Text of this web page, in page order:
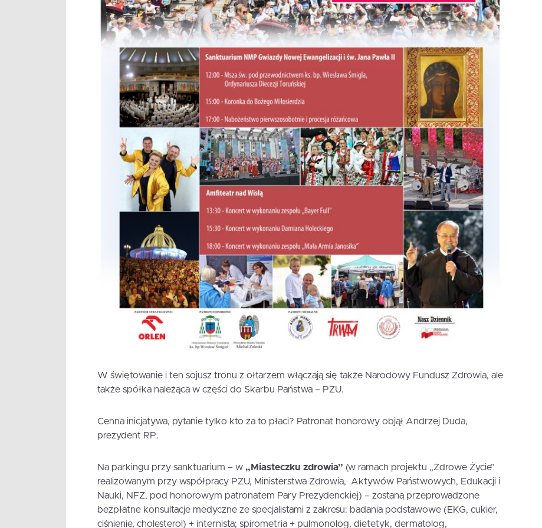
W świętowanie i ten sojusz tronu z ołtarzem włączają się także Narodowy Fundusz Zdrowia, ale
także spółka należąca w części do Skarbu Państwa – PZU.
Cenna inicjatywa, pytanie tylko kto za to płaci? Patronat honorowy objął Andrzej Duda,
prezydent RP.
Na parkingu przy sanktuarium – w „Miasteczku zdrowia” (w ramach projektu „Zdrowe Życie”
realizowanym przy współpracy PZU, Ministerstwa Zdrowia, Aktywów Państwowych, Edukacji i
Nauki, NFZ, pod honorowym patronatem Pary Prezydenckiej) – zostaną przeprowadzone
bezpłatne konsultacje medyczne ze specjalistami z zakresu: badania podstawowe (EKG, cukier,
ciśnienie, cholesterol) + internista; spirometria + pulmonolog, dietetyk, dermatolog,